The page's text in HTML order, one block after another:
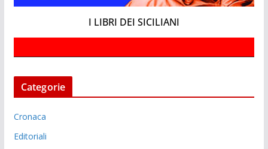
I LIBRI DEI SICILIANI
Categorie
Cronaca
Editoriali